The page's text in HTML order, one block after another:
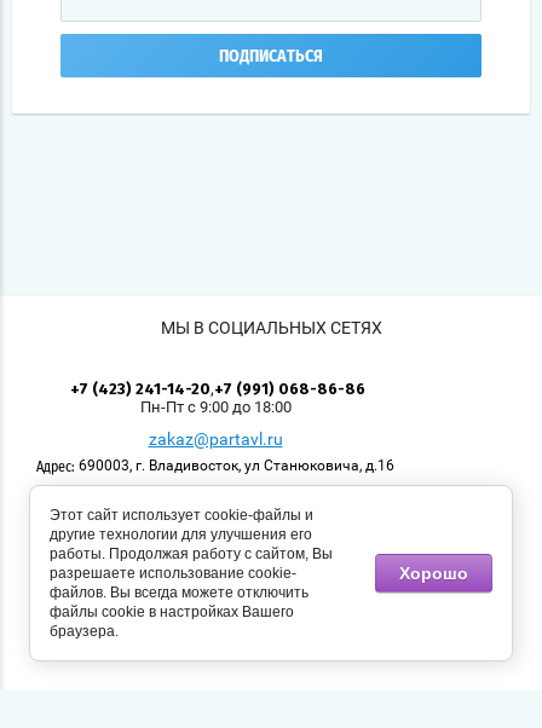
ПОДПИСАТЬСЯ
МЫ В СОЦИАЛЬНЫХ СЕТЯХ
+7 (423) 241-14-20,+7 (991) 068-86-86
Пн-Пт с 9:00 до 18:00
zakaz@partavl.ru
Адрес: 690003, г. Владивосток, ул Станюковича, д.16
© 2008 - 2026 Приморский учколлектор. Логотипы,
размещённые на сайте, имеют своих правообладателей.
Использование материалов, размещенных на сайте,
возможно с разрешения правообладателя. Все права
защищены.
Этот сайт использует cookie-файлы и
другие технологии для улучшения его
работы. Продолжая работу с сайтом, Вы
разрешаете использование cookie-
файлов. Вы всегда можете отключить
файлы cookie в настройках Вашего
браузера.
Хорошо